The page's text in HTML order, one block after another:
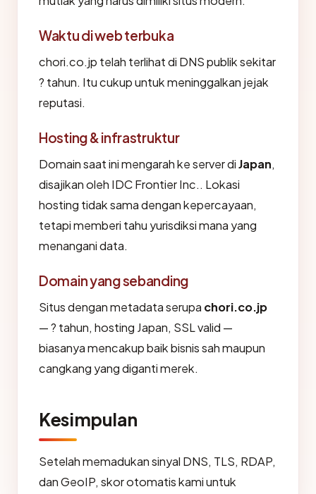
Waktu di web terbuka
chori.co.jp telah terlihat di DNS publik sekitar
? tahun. Itu cukup untuk meninggalkan jejak
reputasi.
Hosting & infrastruktur
Domain saat ini mengarah ke server diJapan,
disajikan oleh IDC Frontier Inc.. Lokasi
hosting tidak sama dengan kepercayaan,
tetapi memberi tahu yurisdiksi mana yang
menangani data.
Domain yang sebanding
Situs dengan metadata serupa chori.co.jp
— ? tahun, hosting Japan, SSL valid —
biasanya mencakup baik bisnis sah maupun
cangkang yang diganti merek.
Kesimpulan
Setelah memadukan sinyal DNS, TLS, RDAP,
dan GeoIP, skor otomatis kami untuk